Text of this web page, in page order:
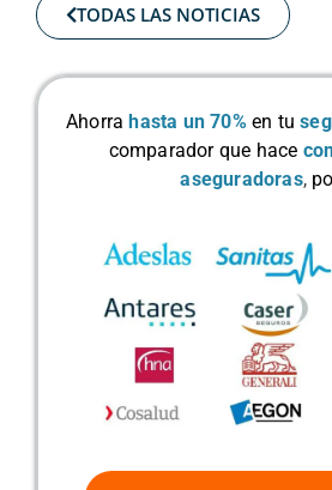
TODAS LAS NOTICIAS
Ahorra hasta un 70% en tu
comparador que hace
aseguradoras,